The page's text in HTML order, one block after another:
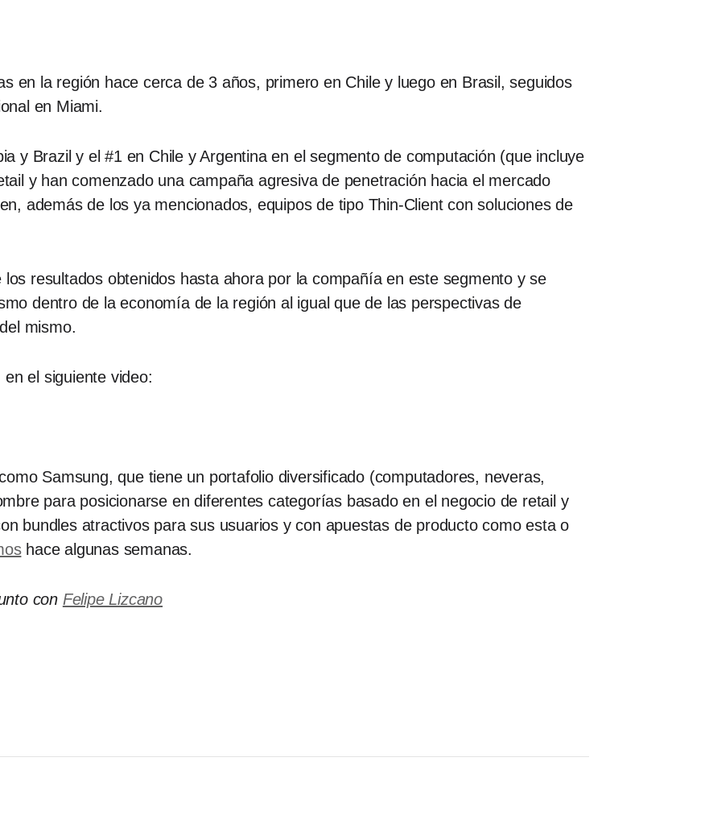
en la región hace cerca de 3 años, primero en Chile y luego en Brasil, seguidos
en Miami.
y Brazil y el #1 en Chile y Argentina en el segmento de computación (que incluye
y han comenzado una campaña agresiva de penetración hacia el mercado
además de los ya mencionados, equipos de tipo Thin-Client con soluciones de
resultados obtenidos hasta ahora por la compañía en este segmento y se
dentro de la economía de la región al igual que de las perspectivas de
mismo.
el siguiente video:
Samsung, que tiene un portafolio diversificado (computadores, neveras,
para posicionarse en diferentes categorías basado en el negocio de retail y
bundles atractivos para sus usuarios y con apuestas de producto como esta o
hace algunas semanas.
con Felipe Lizcano